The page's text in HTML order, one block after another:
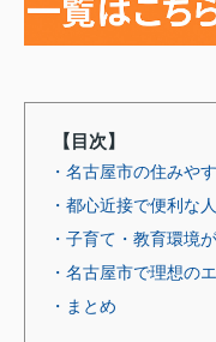
【目次】
・名古屋市の住みや
・都心近接で便利な
・子育て・教育環境
・名古屋市で理想の
・まとめ